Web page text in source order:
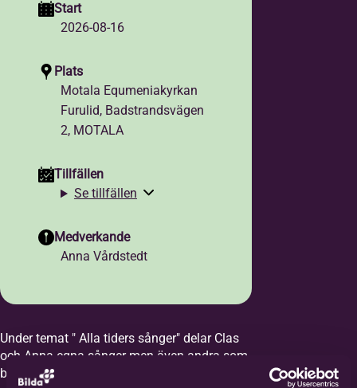
Start
2026-08-16
Plats
Motala Equmeniakyrkan
Furulid, Badstrandsvägen
2, MOTALA
Tillfällen
Se tillfällen
Medverkande
Anna Vårdstedt
Under temat " Alla tiders sånger" delar Clas
och Anna egna sånger men även andra som
burit och bär genom alla tider.